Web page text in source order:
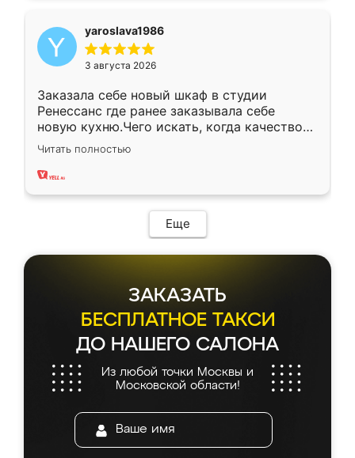
yaroslava1986
3 августа 2026
Заказала себе новый шкаф в студии
Ренессанс где ранее заказывала себе
новую кухню.Чего искать, когда качеством
вполне довольна. Служит кухня уже почти
два года, нареканий нет.
Читать полностью
Еще
ЗАКАЗАТЬ
БЕСПЛАТНОЕ ТАКСИ
ДО НАШЕГО САЛОНА
Из любой точки Москвы и
Московской области!